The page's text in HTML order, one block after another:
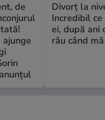
de
ajunge
Divorț la
Incredibil
ei, după ani
rău când